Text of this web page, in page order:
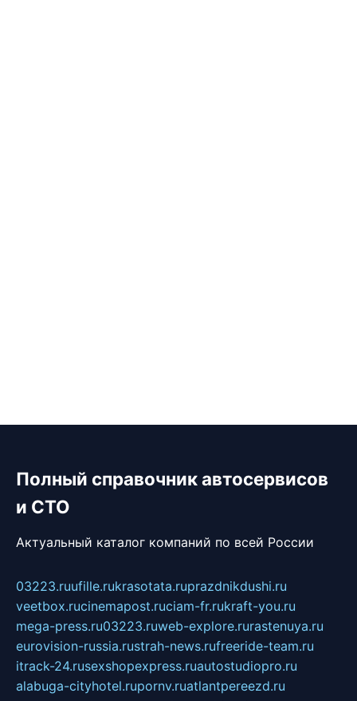
Полный справочник автосервисов
и СТО
Актуальный каталог компаний по всей России
03223.ruufille.rukrasotata.ruprazdnikdushi.ru
veetbox.rucinemapost.ruciam-fr.rukraft-you.ru
mega-press.ru03223.ruweb-explore.rurastenuya.ru
eurovision-russia.rustrah-news.rufreeride-team.ru
itrack-24.rusexshopexpress.ruautostudiopro.ru
alabuga-cityhotel.rupornv.ruatlantpereezd.ru